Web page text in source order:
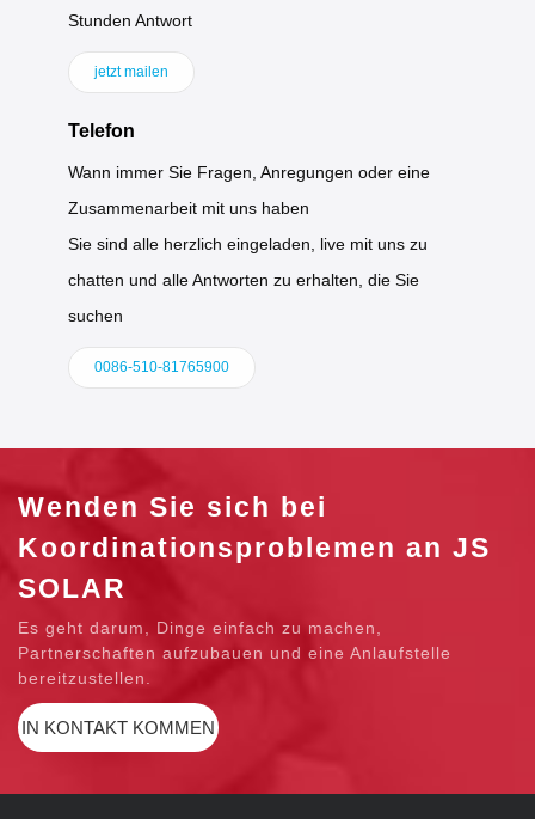
Stunden Antwort
jetzt mailen
Telefon
Wann immer Sie Fragen, Anregungen oder eine
Zusammenarbeit mit uns haben
Sie sind alle herzlich eingeladen, live mit uns zu
chatten und alle Antworten zu erhalten, die Sie
suchen
0086-510-81765900
Wenden Sie sich bei
Koordinationsproblemen an JS
SOLAR
Es geht darum, Dinge einfach zu machen,
Partnerschaften aufzubauen und eine Anlaufstelle
bereitzustellen.
IN KONTAKT KOMMEN